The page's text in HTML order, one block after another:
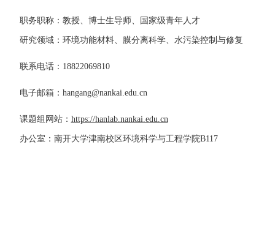
职务职称：教授、博士生导师、国家级青年人才
研究领域：环境功能材料、膜分离科学、水污染控制与修复
联系电话： 18822069810
电子邮箱： hangang@nankai.edu.cn
课题组网站： https://hanlab.nankai.edu.cn
办公室：南开大学津南校区环境科学与工程学院B117